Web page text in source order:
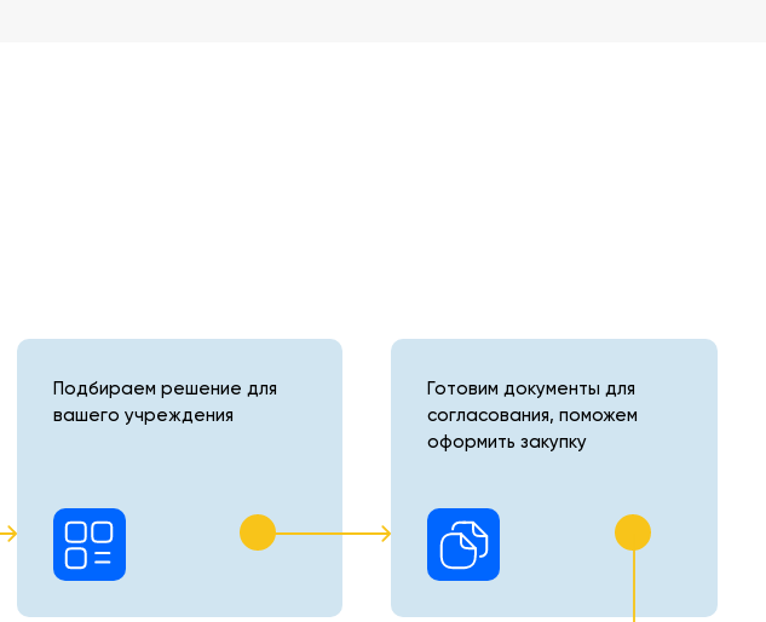
Подбираем решение для
вашего учреждения
Готовим документы для
согласования, поможем
оформить закупку